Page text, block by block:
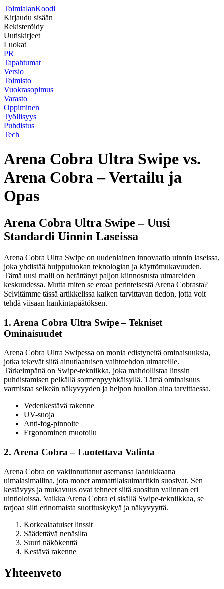
ToimialanKoodi
Kirjaudu sisään
Rekisteröidy
Uutiskirjeet
Luokat
PR
Tapahtumat
Versio
Toimisto
Vuokrasopimus
Varasto
Oppiminen
Työllisyys
Puhdistus
Tech
Arena Cobra Ultra Swipe vs.
Arena Cobra – Vertailu ja
Opas
Arena Cobra Ultra Swipe – Uusi
Standardi Uinnin Laseissa
Arena Cobra Ultra Swipe on uudenlainen innovaatio uinnin laseissa,
joka yhdistää huippuluokan teknologian ja käyttömukavuuden.
Tämä uusi malli on herättänyt paljon kiinnostusta uimareiden
keskuudessa. Mutta miten se eroaa perinteisestä Arena Cobrasta?
Selvitämme tässä artikkelissa kaiken tarvittavan tiedon, jotta voit
tehdä viisaan hankintapäätöksen.
1. Arena Cobra Ultra Swipe – Tekniset
Ominaisuudet
Arena Cobra Ultra Swipessa on monia edistyneitä ominaisuuksia,
jotka tekevät siitä ainutlaatuisen vaihtoehdon uimareille.
Tärkeimpänä on Swipe-tekniikka, joka mahdollistaa linssin
puhdistamisen pelkällä sormenpyyhkäisyllä. Tämä ominaisuus
varmistaa selkeän näkyvyyden ja helpon huollon aina tarvittaessa.
Vedenkestävä rakenne
UV-suoja
Anti-fog-pinnoite
Ergonominen muotoilu
2. Arena Cobra – Luotettava Valinta
Arena Cobra on vakiinnuttanut asemansa laadukkaana
uimalasimallina, jota monet ammattilaisuimaritkin suosivat. Sen
kestävyys ja mukavuus ovat tehneet siitä suositun valinnan eri
uintioloissa. Vaikka Arena Cobra ei sisällä Swipe-tekniikkaa, se
tarjoaa silti erinomaista suorituskykyä ja näkyvyyttä.
Korkealaatuiset linssit
Säädettävä nenäsilta
Suuri näkökenttä
Kestävä rakenne
Yhteenveto